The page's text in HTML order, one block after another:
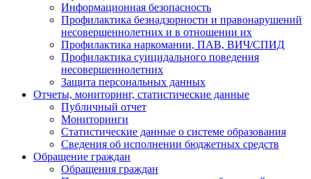
Информационная безопасность
Профилактика безнадзорности и правонарушений
несовершеннолетних и в отношении их
Профилактика наркомании, ПАВ, ВИЧ/СПИД
Профилактика суицидального поведения
несовершеннолетних
Защита персональных данных
Отчеты, мониторинг, статистические данные
Публичный отчет
Мониторинги
Статистические данные о системе образования
Сведения об исполнении бюджетных средств
Обращение граждан
Обращения граждан